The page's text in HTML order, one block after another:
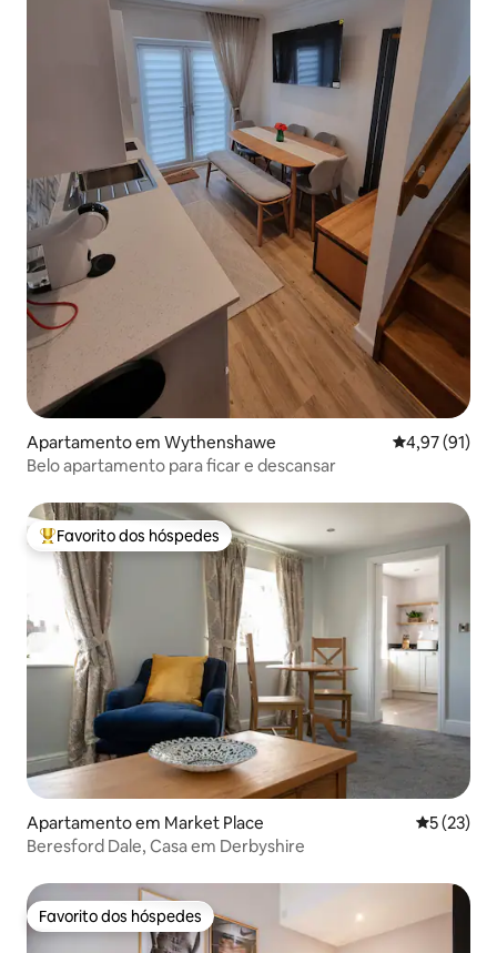
Apartamento em Wythenshawe Classificação
4,97 (91)
Belo apartamento para ficar e descansar
Favoritos dos hóspedes mais apreciados
Favorito dos hóspedes
Apartamento em Market Place
5 (23)
Beresford Dale, Casa em Derbyshire
Favorito dos hóspedes
Favorito dos hóspedes